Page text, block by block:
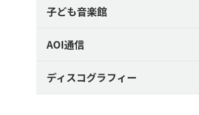
子ども音楽館
AOI通信
ディスコグラフィー